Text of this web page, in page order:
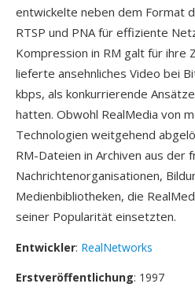
entwickelte neben dem Format
RTSP und PNA für effiziente
Kompression in RM galt für ihre
lieferte ansehnliches Video bei
kbps, als konkurrierende
hatten. Obwohl RealMedia von
Technologien weitgehend
RM-Dateien in Archiven aus
Nachrichtenorganisationen,
Medienbibliotheken, die
seiner Popularität einsetzten.
Entwickler: RealNetworks
Erstveröffentlichung: 1997